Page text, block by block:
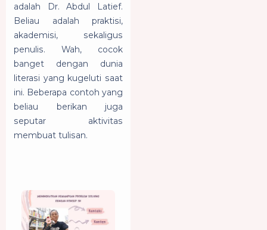
adalah Dr. Abdul Latief.
Beliau adalah praktisi,
akademisi, sekaligus
penulis. Wah, cocok
banget dengan dunia
literasi yang kugeluti saat
ini. Beberapa contoh yang
beliau berikan juga
seputar aktivitas
membuat tulisan.